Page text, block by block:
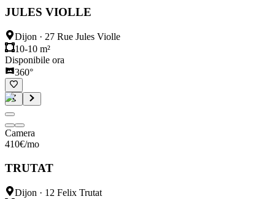
JULES VIOLLE
Dijon · 27 Rue Jules Violle
10-10 m²
Disponibile ora
360°
Camera
410€/mo
TRUTAT
Dijon · 12 Felix Trutat